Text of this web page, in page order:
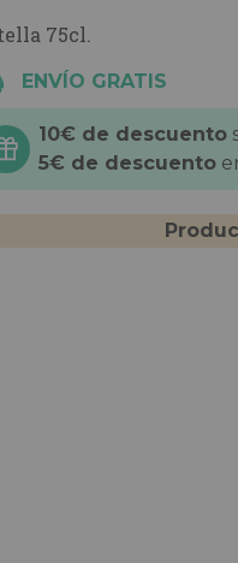
75cl.
ENVÍO GRATIS
10€ de descuento
5€ de descuento